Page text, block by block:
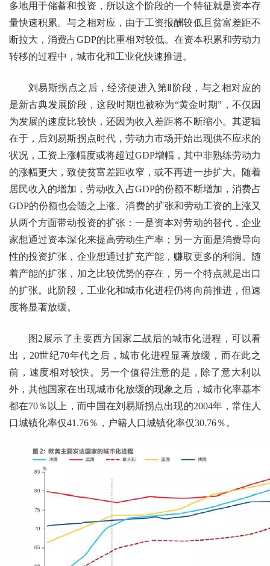
多地用于储蓄和投资，所以这个阶段的一个特征就是资本存
量快速积累。与之相对应，由于工资报酬较低且贫富差距不
断拉大，消费占GDP的比重相对较低。在资本积累和劳动力
转移的过程中，城市化和工业化快速推进。
刘易斯拐点之后，经济便进入第Ⅱ阶段，与之相对应的
是新古典发展阶段，这段时期也被称为“黄金时期”，不仅因
为发展的速度比较快，还因为收入差距将不断缩小。其逻辑
在于，后刘易斯拐点时代，劳动力市场开始出现供不应求的
状况，工资上涨幅度或将超过GDP增幅，其中非熟练劳动力
的涨幅更大，致使贫富差距收窄，或不再进一步扩大。随着
居民收入的增加，劳动收入占GDP的份额不断增加，消费占
GDP的份额也会随之上涨。消费的扩张和劳动工资的上涨又
从两个方面带动投资的扩张：一是资本对劳动的替代，企业
家想通过资本深化来提高劳动生产率；另一方面是消费导向
性的投资扩张，企业想通过扩充产能，赚取更多的利润。随
着产能的扩张，加之比较优势的存在，另一个特点就是出口
的扩张。此阶段，工业化和城市化进程仍将向前推进，但速
度将显著放缓。
图2展示了主要西方国家二战后的城市化进程，可以看
出，20世纪70年代之后，城市化进程显著放缓，而在此之
前，速度相对较快。另一个值得注意的是，除了意大利以
外，其他国家在出现城市化放缓的现象之后，城市化率基本
都在70％以上，而中国在刘易斯拐点出现的2004年，常住人
口城镇化率仅41.76％，户籍人口城镇化率仅30.76％。